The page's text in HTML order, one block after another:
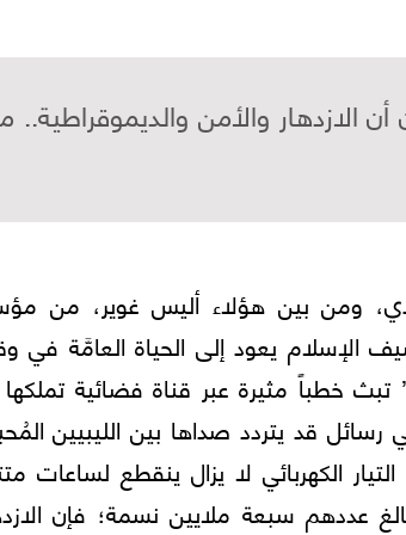
الازدهار والأمن
الإسلام يعود إلى الحياة العامَّة في
تبث خطباً مثيرة عبر قناة فضائية
رسائل قد يتردد صداها بين الليبيين
التيار الكهربائي لا يزال ينقطع لساعات
عددهم سبعة ملايين نسمة؛ فإن